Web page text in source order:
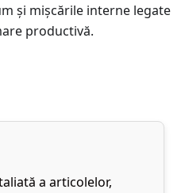
și mișcările interne legate
productivă.
a articolelor,